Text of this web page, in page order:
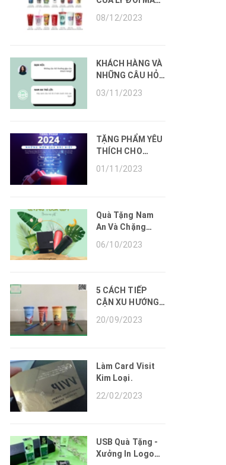
TẶNG NAM AN
08/12/2023
KHÁCH HÀNG VÀ
NHỮNG CÂU HỎI
THƯỜNG GẶP
03/11/2023
TẶNG PHẨM YÊU
THÍCH CHO
CUỐI NĂM 2023
01/11/2023
Quà Tặng Nam
An Và Chặng
Triển
06/10/2023
5 CÁCH TIẾP
CẬN XU HƯỚNG
QUÀ TẶNG
DOANH NGHIỆP
2023
20/09/2023
Làm Card Visit
Kim Loại.
22/02/2023
USB Quà Tặng -
Xưởng In Logo